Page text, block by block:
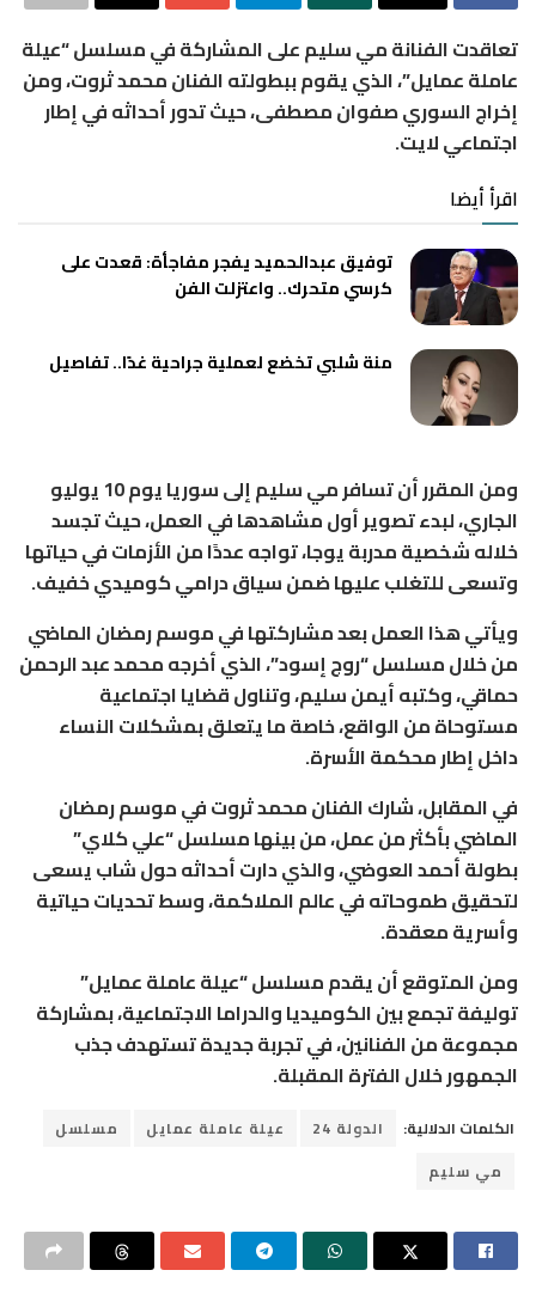
تعاقدت الفنانة مي سليم على المشاركة في مسلسل “عيلة
عاملة عمايل”، الذي يقوم ببطولته الفنان محمد ثروت، ومن
إخراج السوري صفوان مصطفى، حيث تدور أحداثه في إطار
اجتماعي لايت.
اقرأ أيضا
توفيق عبدالحميد يفجر مفاجأة: قعدت على
كرسي متحرك.. واعتزلت الفن
منة شلبي تخضع لعملية جراحية غدًا.. تفاصيل
ومن المقرر أن تسافر مي سليم إلى سوريا يوم 10 يوليو
الجاري، لبدء تصوير أول مشاهدها في العمل، حيث تجسد
خلاله شخصية مدربة يوجا، تواجه عددًا من الأزمات في حياتها
وتسعى للتغلب عليها ضمن سياق درامي كوميدي خفيف.
ويأتي هذا العمل بعد مشاركتها في موسم رمضان الماضي
من خلال مسلسل “روج إسود”، الذي أخرجه محمد عبد الرحمن
حماقي، وكتبه أيمن سليم، وتناول قضايا اجتماعية
مستوحاة من الواقع، خاصة ما يتعلق بمشكلات النساء
داخل إطار محكمة الأسرة.
في المقابل، شارك الفنان محمد ثروت في موسم رمضان
الماضي بأكثر من عمل، من بينها مسلسل “علي كلاي”
بطولة أحمد العوضي، والذي دارت أحداثه حول شاب يسعى
لتحقيق طموحاته في عالم الملاكمة، وسط تحديات حياتية
وأسرية معقدة.
ومن المتوقع أن يقدم مسلسل “عيلة عاملة عمايل”
توليفة تجمع بين الكوميديا والدراما الاجتماعية، بمشاركة
مجموعة من الفنانين، في تجربة جديدة تستهدف جذب
الجمهور خلال الفترة المقبلة.
الكلمات الدلالية: الدولة 24 عيلة عاملة عمايل
مسلسل
مي سليم